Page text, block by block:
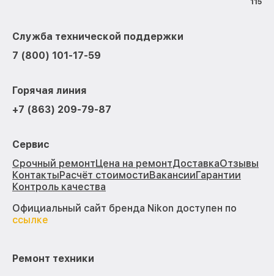
115
Служба технической поддержки
7 (800) 101-17-59
Горячая линия
+7 (863) 209-79-87
Сервис
Срочный ремонтЦена на ремонтДоставкаОтзывы
КонтактыРасчёт стоимостиВакансииГарантии
Контроль качества
Официальный сайт бренда Nikon доступен по
ссылке
Ремонт техники